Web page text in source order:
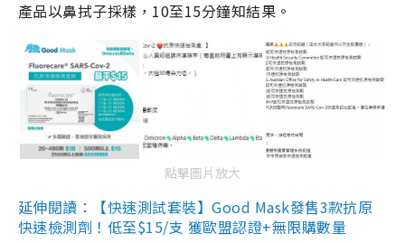
產品以鼻拭子採樣，10至15分鐘知結果。
點擊圖片放大
延伸閱讀：【快速測試套裝】Good Mask發售3款抗原
快速檢測劑！低至$15/支 獲歐盟認證+無限購數量